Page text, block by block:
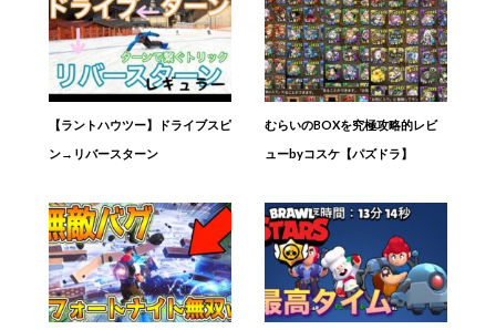
【ラントハウツー】ドライブスピ
ン→リバースターン
むらいのBOXを究極攻略的レビ
ューbyコスケ【パズドラ】